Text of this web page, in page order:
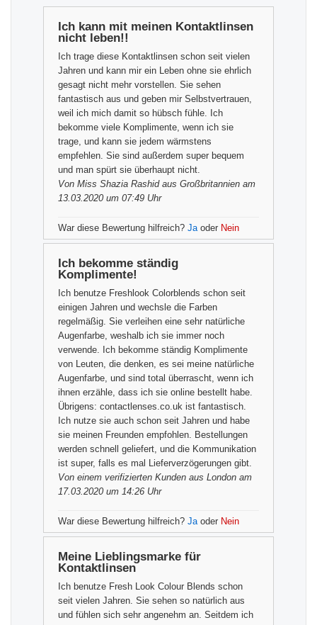
Ich kann mit meinen Kontaktlinsen
nicht leben!!
Ich trage diese Kontaktlinsen schon seit vielen
Jahren und kann mir ein Leben ohne sie ehrlich
gesagt nicht mehr vorstellen. Sie sehen
fantastisch aus und geben mir Selbstvertrauen,
weil ich mich damit so hübsch fühle. Ich
bekomme viele Komplimente, wenn ich sie
trage, und kann sie jedem wärmstens
empfehlen. Sie sind außerdem super bequem
und man spürt sie überhaupt nicht.
Von Miss Shazia Rashidaus Großbritannien am
13.03.2020 um 07:49 Uhr
War diese Bewertung hilfreich? Jaoder Nein
Ich bekomme ständig
Komplimente!
Ich benutze Freshlook Colorblends schon seit
einigen Jahren und wechsle die Farben
regelmäßig. Sie verleihen eine sehr natürliche
Augenfarbe, weshalb ich sie immer noch
verwende. Ich bekomme ständig Komplimente
von Leuten, die denken, es sei meine natürliche
Augenfarbe, und sind total überrascht, wenn ich
ihnen erzähle, dass ich sie online bestellt habe.
Übrigens: contactlenses.co.uk ist fantastisch.
Ich nutze sie auch schon seit Jahren und habe
sie meinen Freunden empfohlen. Bestellungen
werden schnell geliefert, und die Kommunikation
ist super, falls es mal Lieferverzögerungen gibt.
Von einem verifizierten Kunden aus London am
17.03.2020 um 14:26 Uhr
War diese Bewertung hilfreich? Jaoder Nein
Meine Lieblingsmarke für
Kontaktlinsen
Ich benutze Fresh Look Colour Blends schon
seit vielen Jahren. Sie sehen so natürlich aus
und fühlen sich sehr angenehm an. Seitdem ich